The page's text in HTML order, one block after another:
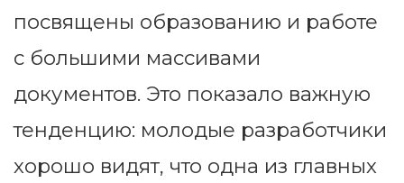
посвящены образованию и работе
с большими массивами
документов. Это показало важную
тенденцию: молодые разработчики
хорошо видят, что одна из главных